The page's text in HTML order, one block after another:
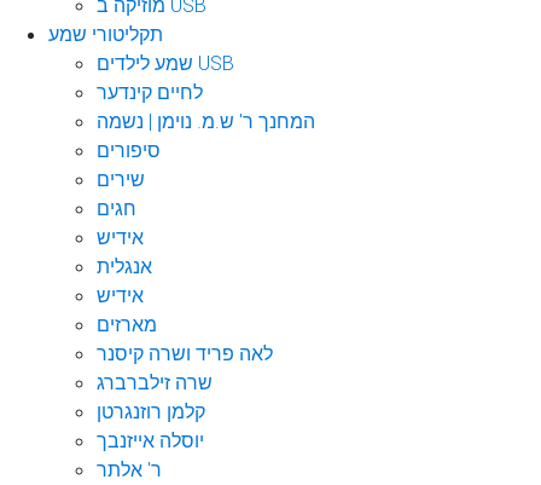
תקליטורי שמע
שמע לילדים USB
לחיים קינדער
המחנך ר' ש.מ. נוימן | נשמה
סיפורים
שירים
חגים
אידיש
אנגלית
אידיש
מארזים
לאה פריד ושרה קיסנר
שרה זילברברג
קלמן רוזנגרטן
יוסלה אייזנבך
ר' אלתר